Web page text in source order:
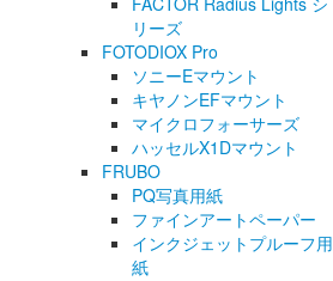
リーズ
FOTODIOX Pro
ソニーEマウント
キヤノンEFマウント
マイクロフォーサーズ
ハッセルX1Dマウント
FRUBO
PQ写真用紙
ファインアートペーパー
インクジェットプルーフ用
紙